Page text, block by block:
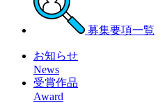
募集要項一覧
お知らせ
News
受賞作品
Award